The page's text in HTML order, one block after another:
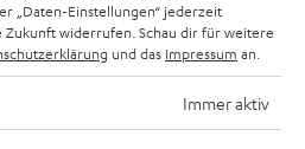
Polar Ignite 2
Polar Ignite 2
SPORTS TWS
„Daten-Einstellungen“ jederzeit
Zukunft widerrufen. Schau dir für weitere
und das Impressum an.
Immer aktiv